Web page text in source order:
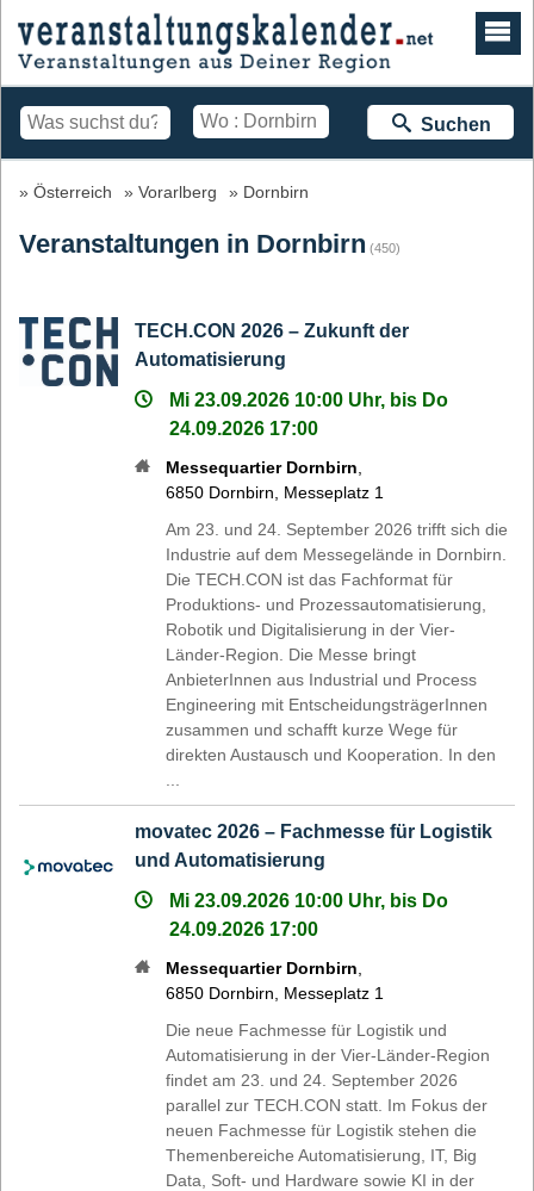
Suchen
Österreich Vorarlberg Dornbirn
Veranstaltungen in Dornbirn (450)
TECH.CON 2026 – Zukunft der
Automatisierung
Mi 23.09.2026 10:00 Uhr, bis Do
24.09.2026 17:00
Messequartier Dornbirn
6850 Dornbirn
Messeplatz 1
Am 23. und 24. September 2026 trifft sich die
Industrie auf dem Messegelände in Dornbirn.
Die TECH.CON ist das Fachformat für
Produktions- und Prozessautomatisierung,
Robotik und Digitalisierung in der Vier-
Länder-Region. Die Messe bringt
AnbieterInnen aus Industrial und Process
Engineering mit EntscheidungsträgerInnen
zusammen und schafft kurze Wege für
direkten Austausch und Kooperation. In den
movatec 2026 – Fachmesse für Logistik
und Automatisierung
Mi 23.09.2026 10:00 Uhr, bis Do
24.09.2026 17:00
Messequartier Dornbirn
6850 Dornbirn
Messeplatz 1
Die neue Fachmesse für Logistik und
Automatisierung in der Vier-Länder-Region
findet am 23. und 24. September 2026
parallel zur TECH.CON statt. Im Fokus der
neuen Fachmesse für Logistik stehen die
Themenbereiche Automatisierung, IT, Big
Data, Soft- und Hardware sowie KI in der